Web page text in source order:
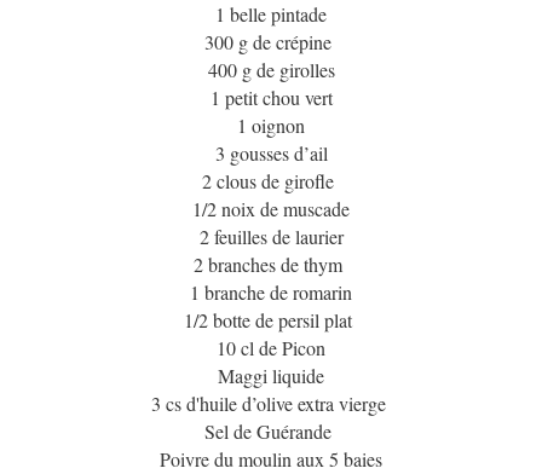
1 belle pintade
300 g de crépine
400 g de girolles
1 petit chou vert
1 oignon
3 gousses d’ail
2 clous de girofle
1/2 noix de muscade
2 feuilles de laurier
2 branches de thym
1 branche de romarin
1/2 botte de persil plat
10 cl de Picon
Maggi liquide
3 cs d'huile d’olive extra vierge
Sel de Guérande
Poivre du moulin aux 5 baies